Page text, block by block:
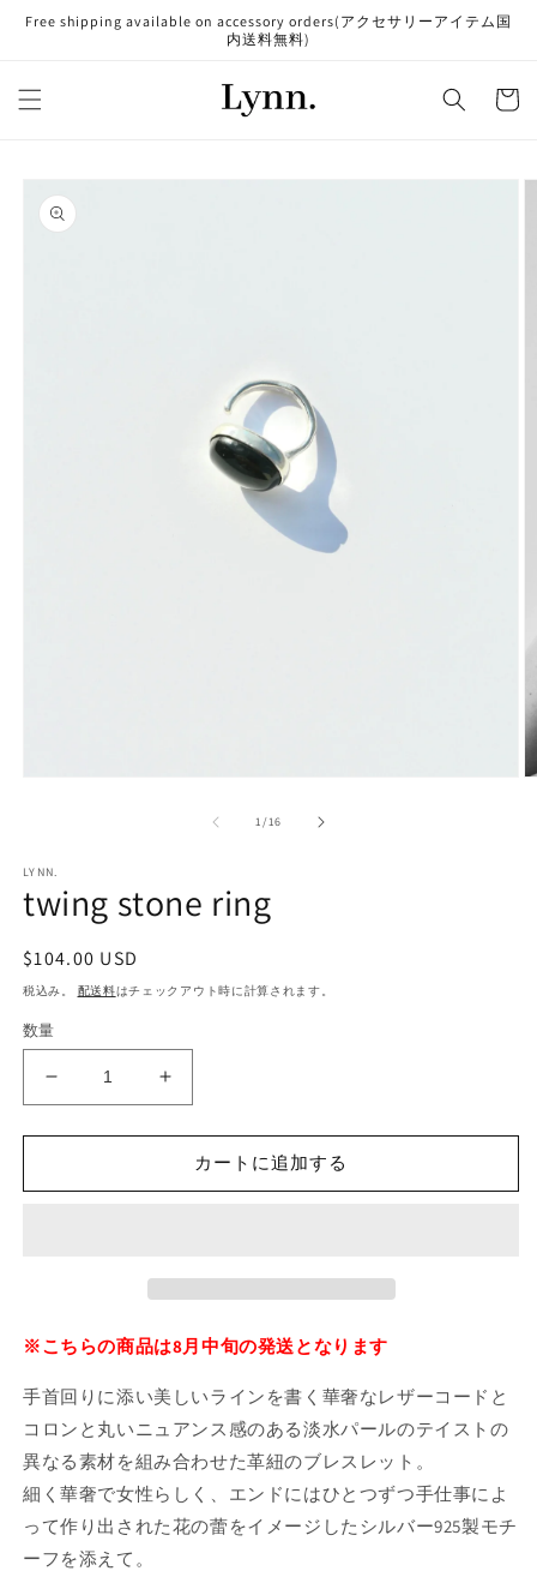
ンツに
Free shipping available on accessory orders(アクセサリーアイテム国
内送料無料)
ー
商品情
報にス
キップ
で
メ
デ
ア
を
開
く
1/の
16
LYNN.
twing stone ring
通
常
格
$104.00 USD
税込み。 配送料はチェックアウト時に計算されます。
数量
stone
ring
数
す
twing
stone
ring
数
増
す
カートに追加する
※こちらの商品は8月中旬の発送となります
手首回りに添い美しいラインを書く華奢なレザーコードと
コロンと丸いニュアンス感のある淡水パールのテイストの
異なる素材を組み合わせた革紐のブレスレット。
細く華奢で女性らしく、エンドにはひとつずつ手仕事によ
って作り出された花の蕾をイメージしたシルバー925製モチ
ーフを添えて。